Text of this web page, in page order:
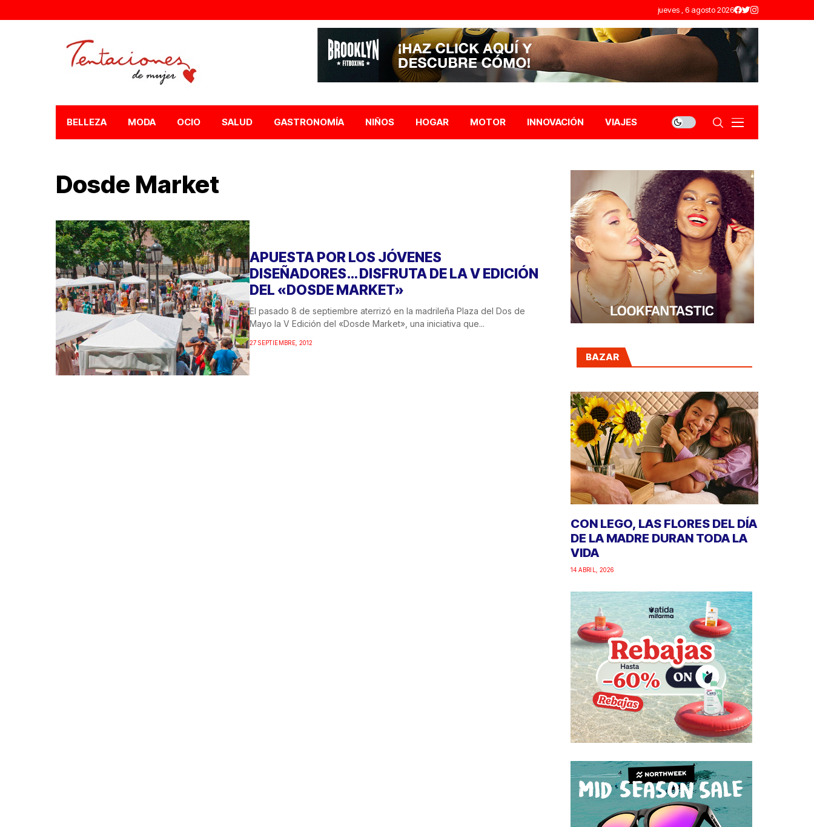
jueves , 6 agosto 2026
BELLEZA MODA OCIO SALUD GASTRONOMÍA NIÑOS HOGAR MOTOR INNOVACIÓN VIAJES
Dosde Market
APUESTA POR LOS JÓVENES
DISEÑADORES… DISFRUTA DE LA V EDICIÓN
DEL «DOSDE MARKET»
El pasado 8 de septiembre aterrizó en la madrileña Plaza del Dos de
Mayo la V Edición del «Dosde Market», una iniciativa que...
27 SEPTIEMBRE, 2012
BAZAR
CON LEGO, LAS FLORES DEL DÍA
DE LA MADRE DURAN TODA LA
VIDA
14 ABRIL, 2026